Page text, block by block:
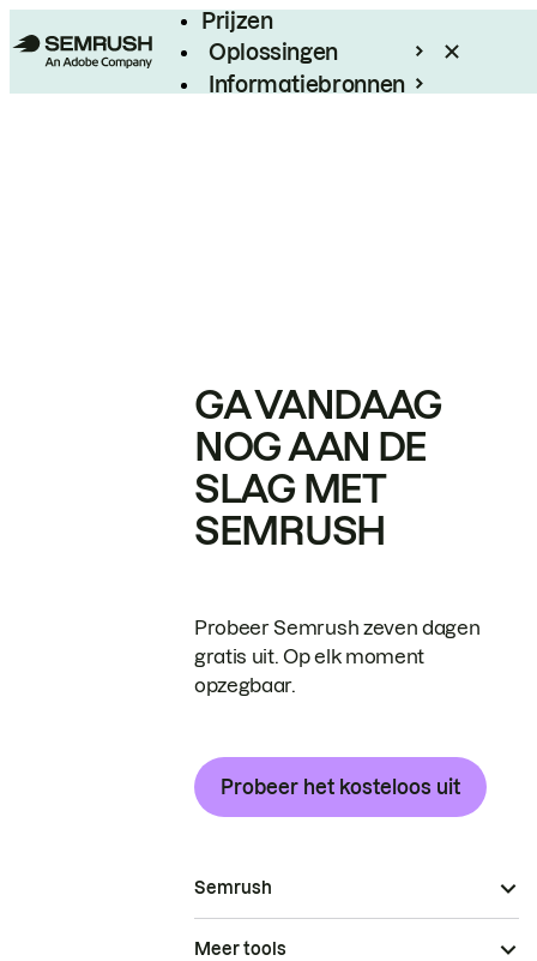
Prijzen
Oplossingen
Informatiebronnen
GA VANDAAG
NOG AAN DE
SLAG MET
SEMRUSH
Probeer Semrush zeven dagen
gratis uit. Op elk moment
opzegbaar.
Probeer het kosteloos uit
Semrush
Meer tools